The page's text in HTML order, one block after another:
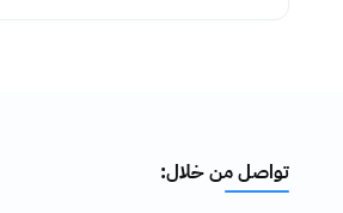
تواصل من خلال: